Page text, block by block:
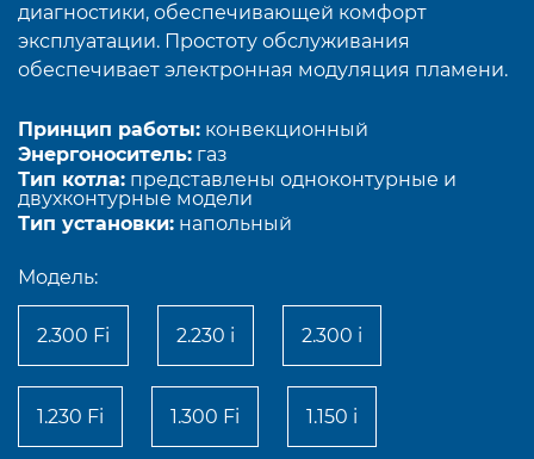
диагностики, обеспечивающей комфорт
эксплуатации. Простоту обслуживания
обеспечивает электронная модуляция пламени.
Принцип работы: конвекционный
Энергоноситель: газ
Тип котла: представлены одноконтурные и
двухконтурные модели
Тип установки: напольный
Модель:
2.300 Fi 2.230 i 2.300 i
1.230 Fi 1.300 Fi 1.150 i